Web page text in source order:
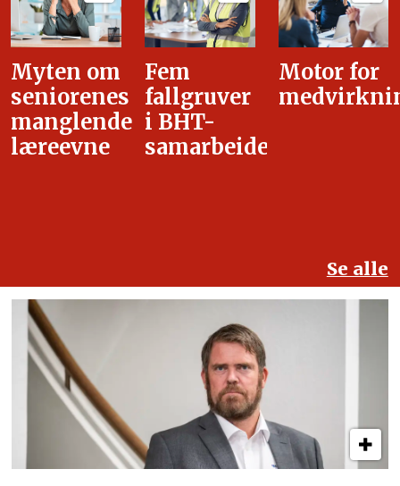
Fem
fallgruver
i BHT-
samarbeidet
Motor for
medvirkning
i
Se alle